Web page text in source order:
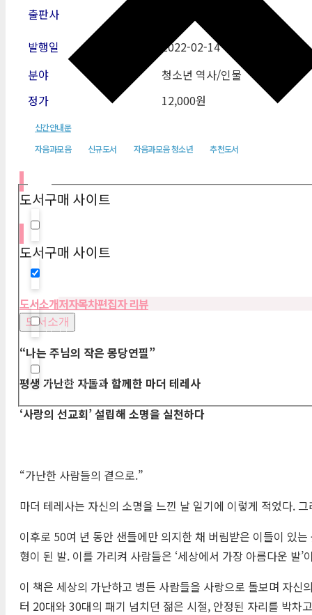
Hidden label
Hidden label
출판사
발행일
2022-02-14
분야
청소년 역사/인물
정가
12,000원
신간안내문
자음과모음
신규도서 자음과모음 청소년 추천도서
도서구매 사이트
도서구매 사이트
도서소개저자목차편집자 리뷰
도서소개
“나는 주님의 작은 몽당연필”
평생 가난한 자들과 함께한 마더 테레사
‘사랑의 선교회’설립해 소명을 실천하다
“가난한 사람들의 곁으로.”
마더 테레사는 자신의 소명을 느낀 날 일기에 이렇게 적었다.
이후로 50여 년 동안 샌들에만 의지한 채 버림받은 이들이 있
형이 된 발. 이를 가리켜 사람들은 ‘세상에서 가장 아름다운 발’
이 책은 세상의 가난하고 병든 사람들을 사랑으로 돌보며 자
터 20대와 30대의 패기 넘치던 젊은 시절, 안정된 자리를 박차